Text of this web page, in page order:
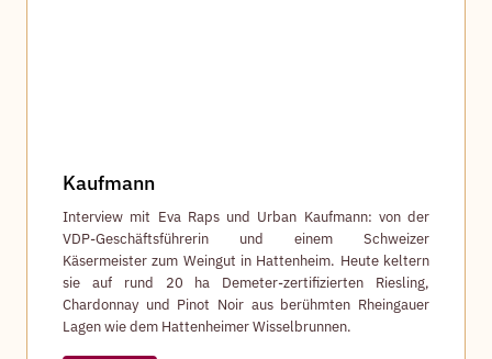
Kaufmann
Interview mit Eva Raps und Urban Kaufmann: von der
VDP-Geschäftsführerin und einem Schweizer
Käsermeister zum Weingut in Hattenheim. Heute keltern
sie auf rund 20 ha Demeter-zertifizierten Riesling,
Chardonnay und Pinot Noir aus berühmten Rheingauer
Lagen wie dem Hattenheimer Wisselbrunnen.